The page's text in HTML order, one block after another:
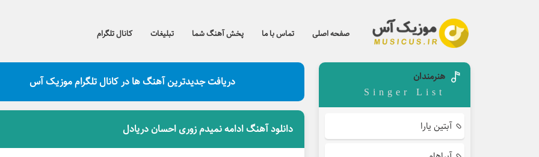
صفحه اصلی تماس با ما پخش آهنگ شما تبلیغات کانال تلگرام
دریافت جدیدترین آهنگ ها در کانال تلگرام موزیک آس
دانلود آهنگ ادامه نمیدم زوری احسان دریادل
هنرمندان
Singer List
آبتین یارا